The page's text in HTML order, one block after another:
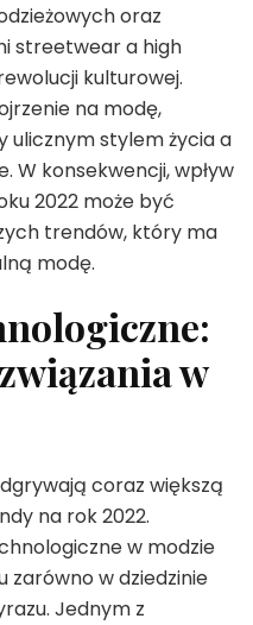
oraz
streetwear a high
kulturowej.
na modę,
ulicznym stylem życia a
W konsekwencji, wpływ
2022 może być
trendów, który ma
modę.
w
coraz większą
na rok 2022.
w modzie
zarówno w dziedzinie
Jednym z